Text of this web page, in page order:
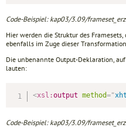
Code-Beispiel: kap03/3.09/
Hier werden die Struktur des
ebenfalls im Zuge dieser
Die unbenannte Output-Deklaration,
lauten:
<xsl:output method="
Code-Beispiel: kap03/3.09/